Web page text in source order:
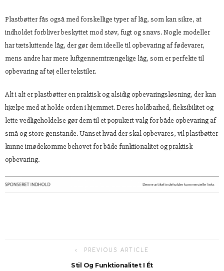
Plastbøtter fås også med forskellige typer af låg, som kan sikre, at
indholdet forbliver beskyttet mod støv, fugt og snavs. Nogle modeller
har tætsluttende låg, der gør dem ideelle til opbevaring af fødevarer,
mens andre har mere luftgennemtrængelige låg, som er perfekte til
opbevaring af tøj eller tekstiler.
Alt i alt er plastbøtter en praktisk og alsidig opbevaringsløsning, der kan
hjælpe med at holde orden i hjemmet. Deres holdbarhed, fleksibilitet og
lette vedligeholdelse gør dem til et populært valg for både opbevaring af
små og store genstande. Uanset hvad der skal opbevares, vil plastbøtter
kunne imødekomme behovet for både funktionalitet og praktisk
opbevaring.
PREVIOUS ARTICLE
Stil Og Funktionalitet I Ét